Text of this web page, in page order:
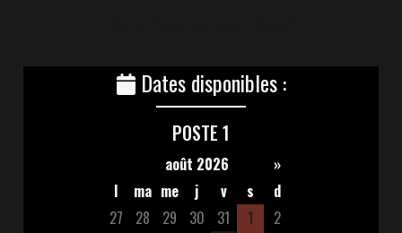
Dates disponibles :
POSTE 1
août 2026
»
l
ma me j v s
d
27
28 29 30 31 1
2